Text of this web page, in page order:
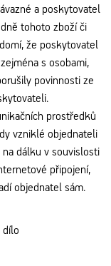
a poskytovatel
tohoto zboží či
že poskytovatel
s osobami,
povinnosti ze
prostředků
vzniklé objednateli
dálku v souvislosti
připojení,
objednatel sám.
dílo